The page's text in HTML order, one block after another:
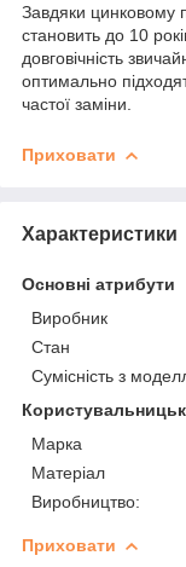
Завдяки цинковому
становить до 10
довговічність
оптимально
частої заміни.
Приховати
Характеристики
Основні атрибути
Виробник
Стан
Сумісність з
Марка
Матеріал
Виробництво:
Приховати